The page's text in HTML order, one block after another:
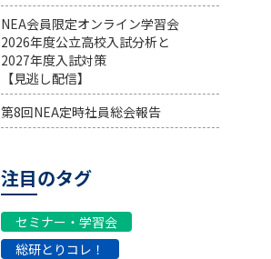
NEA会員限定オンライン学習会
2026年度公立高校入試分析と
2027年度入試対策
【見逃し配信】
第8回NEA定時社員総会報告
注目のタグ
セミナー・学習会
総研とりコレ！